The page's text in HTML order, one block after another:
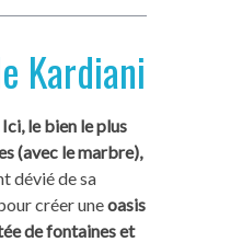
Kardiani
le bien le plus
(avec le marbre),
dévié de sa
créer uneoasis
de fontaines et